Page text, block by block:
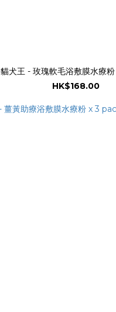
貓犬王 - 玫瑰軟毛浴敷膜水療
HK$168.00